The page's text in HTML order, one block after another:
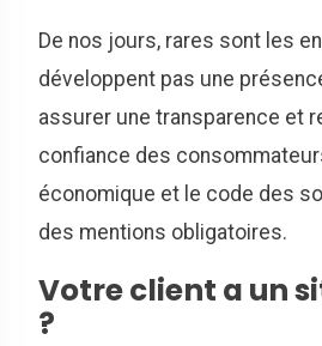
De nos jours, rares sont les
développent pas une
assurer une transparence et
confiance des
économique et le code des
des mentions obligatoires.
Votre client a un
?